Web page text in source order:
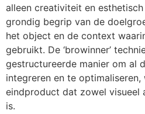
alleen creativiteit en
grondig begrip van de
het object en de context
gebruikt. De ‘browinner’
gestructureerde manier om al
integreren en te
eindproduct dat zowel visueel
is.